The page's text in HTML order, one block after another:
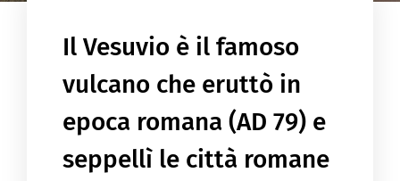
Il Vesuvio è il famoso
vulcano che eruttò in
epoca romana (AD 79) e
seppellì le città romane